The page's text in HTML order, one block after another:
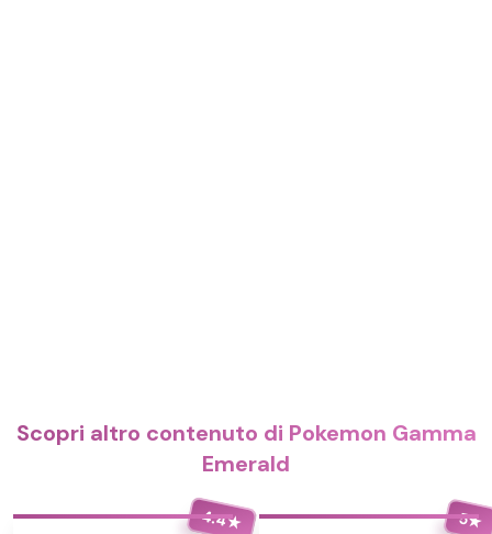
Scopri altro contenuto di Pokemon Gamma
Emerald
4.4★ 5★